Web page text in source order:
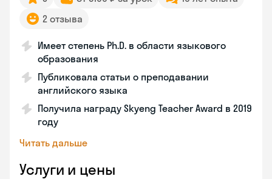
2 отзыва
Имеет степень Ph.D. в области языкового
образования
Публиковала статьи о преподавании
английского языка
Получила награду Skyeng Teacher Award в 2019
году
Читать дальше
Услуги и цены